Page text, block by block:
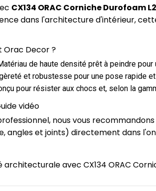
CX134 ORAC Corniche Durofoam
dans l'architecture d'intérieur,
Orac Decor ?
de haute densité prêt à peindre
et robustesse pour une pose rapide
pour résister aux chocs et, selon la
vidéo
nous vous
angles et joints) directement dans
architecturale avec CX134 ORAC